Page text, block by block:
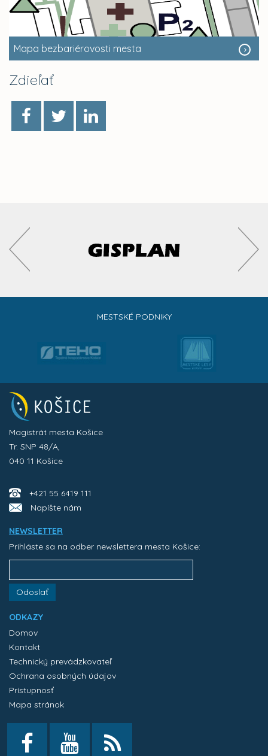
Mapa bezbariérovosti mesta
Zdieľať
MESTSKÉ PODNIKY
Magistrát mesta Košice
Tr. SNP 48/A,
040 11 Košice
+421 55 6419 111
Napíšte nám
NEWSLETTER
Prihláste sa na odber newslettera mesta Košice:
Odoslať
ODKAZY
Domov
Kontakt
Technický prevádzkovateľ
Ochrana osobných údajov
Prístupnosť
Mapa stránok